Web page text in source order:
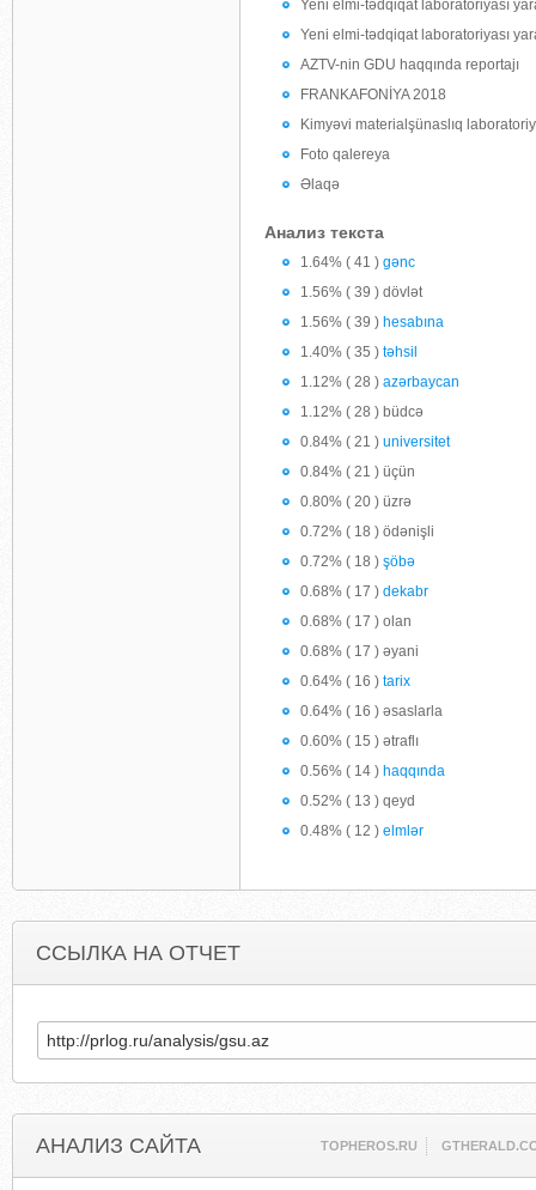
Yeni elmi-tədqiqat laboratoriyası
Yeni elmi-tədqiqat laboratoriyası
AZTV-nin GDU haqqında reportajı
FRANKAFONİYA 2018
Kimyəvi materialşünaslıq
Foto qalereya
Əlaqə
Анализ текста
1.64% ( 41 ) gənc
1.56% ( 39 ) dövlət
1.56% ( 39 ) hesabına
1.40% ( 35 ) təhsil
1.12% ( 28 ) azərbaycan
1.12% ( 28 ) büdcə
0.84% ( 21 ) universitet
0.84% ( 21 ) üçün
0.80% ( 20 ) üzrə
0.72% ( 18 ) ödənişli
0.72% ( 18 ) şöbə
0.68% ( 17 ) dekabr
0.68% ( 17 ) olan
0.68% ( 17 ) əyani
0.64% ( 16 ) tarix
0.64% ( 16 ) əsaslarla
0.60% ( 15 ) ətraflı
0.56% ( 14 ) haqqında
0.52% ( 13 ) qeyd
0.48% ( 12 ) elmlər
ССЫЛКА НА ОТЧЕТ
АНАЛИЗ САЙТА TOPHEROS.RU